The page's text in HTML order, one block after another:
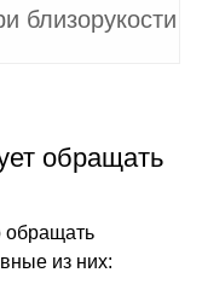
близорукости
обращать
обращать
из них: